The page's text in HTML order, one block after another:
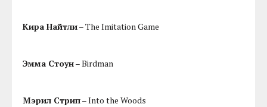
Кира Найтли– The Imitation Game
Эмма Стоун– Birdman
Мэрил Стрип– Into the Woods